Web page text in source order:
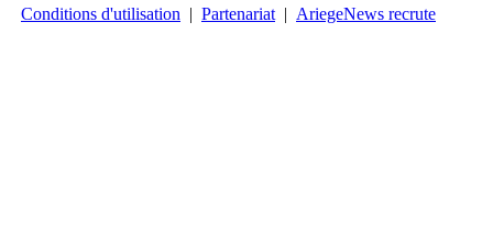
Conditions d'utilisation | Partenariat | AriegeNews recrute